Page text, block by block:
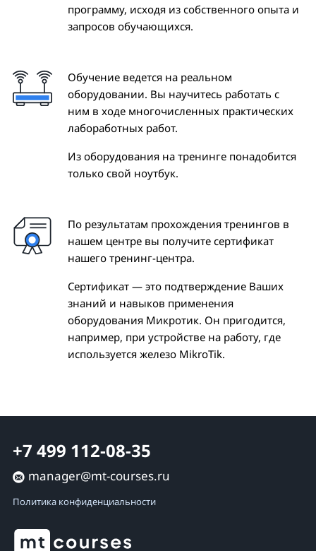
программу, исходя из собственного опыта и
запросов обучающихся.
Обучение ведется на реальном
оборудовании. Вы научитесь работать с
ним в ходе многочисленных практических
лабоработных работ.
Из оборудования на тренинге понадобится
только свой ноутбук.
По результатам прохождения тренингов в
нашем центре вы получите сертификат
нашего тренинг-центра.
Сертификат — это подтверждение Ваших
знаний и навыков применения
оборудования Микротик. Он пригодится,
например, при устройстве на работу, где
используется железо MikroTik.
+7 499 112-08-35
manager@mt-courses.ru
Политика конфиденциальности